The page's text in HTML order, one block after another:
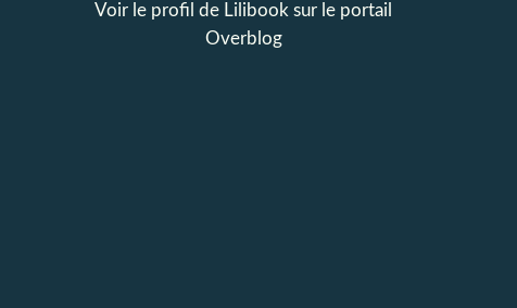
Voir le profil de Lilibook sur le portail
Overblog